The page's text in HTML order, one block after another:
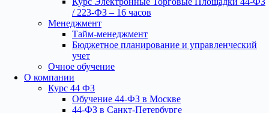
/ 223-ФЗ – 16 часов
Менеджмент
Тайм-менеджмент
Бюджетное планирование и управленческий
учет
Очное обучение
О компании
Курс 44 ФЗ
Обучение 44-ФЗ в Москве
44-ФЗ в Санкт-Петербурге